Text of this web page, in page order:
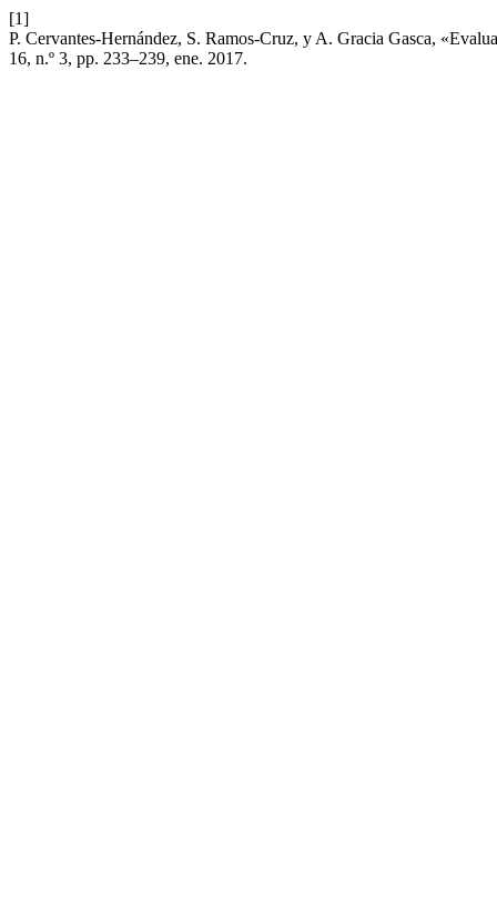
[1]
P. Cervantes-Hernández, S. Ramos-Cruz, y A. Gracia Gasca,
16, n.º 3, pp. 233–239, ene. 2017.